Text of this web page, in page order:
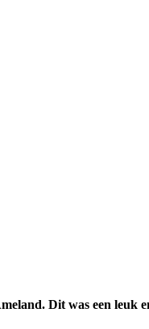
nd. Dit was een leuk